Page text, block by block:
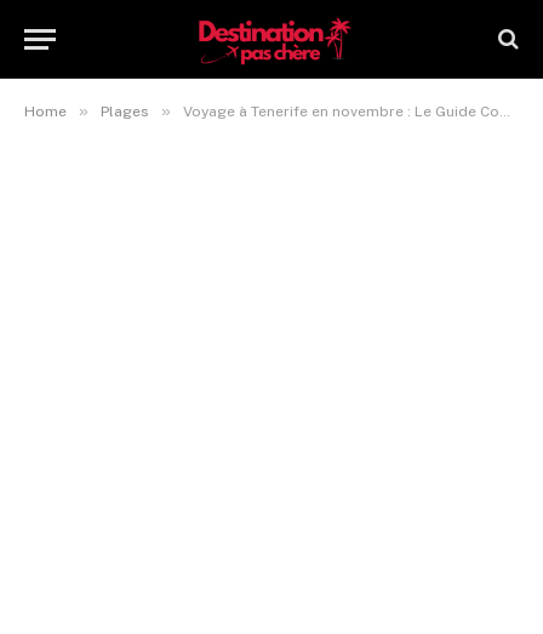
Home » Plages » Voyage à Tenerife en novembre : Le Guide Complet !